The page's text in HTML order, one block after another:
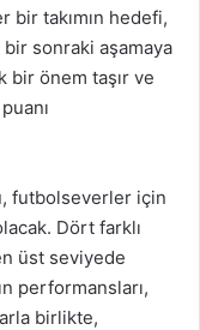
bir takımın hedefi,
sonraki aşamaya
bir önem taşır ve
futbolseverler için
Dört farklı
üst seviyede
performansları,
birlikte,